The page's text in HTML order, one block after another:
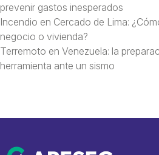
prevenir gastos inesperados
Incendio en Cercado de Lima:
negocio o vivienda?
Terremoto en Venezuela: la
herramienta ante un sismo